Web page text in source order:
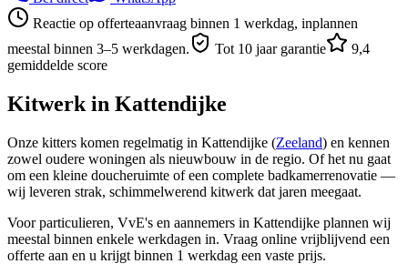
Reactie op offerteaanvraag binnen 1 werkdag, inplannen
meestal binnen 3–5 werkdagen.
Tot 10 jaar garantie
9,4
gemiddelde score
Kitwerk in Kattendijke
Onze kitters komen regelmatig in Kattendijke (Zeeland) en kennen
zowel oudere woningen als nieuwbouw in de regio. Of het nu gaat
om een kleine doucheruimte of een complete badkamerrenovatie —
wij leveren strak, schimmelwerend kitwerk dat jaren meegaat.
Voor particulieren, VvE's en aannemers in Kattendijke plannen wij
meestal binnen enkele werkdagen in. Vraag online vrijblijvend een
offerte aan en u krijgt binnen 1 werkdag een vaste prijs.